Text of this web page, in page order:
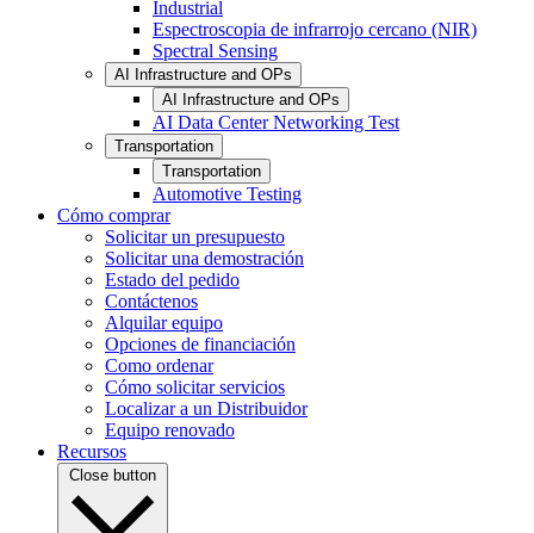
Industrial
Espectroscopia de infrarrojo cercano (NIR)
Spectral Sensing
AI Infrastructure and OPs
AI Infrastructure and OPs
AI Data Center Networking Test
Transportation
Transportation
Automotive Testing
Cómo comprar
Solicitar un presupuesto
Solicitar una demostración
Estado del pedido
Contáctenos
Alquilar equipo
Opciones de financiación
Como ordenar
Cómo solicitar servicios
Localizar a un Distribuidor
Equipo renovado
Recursos
Close button